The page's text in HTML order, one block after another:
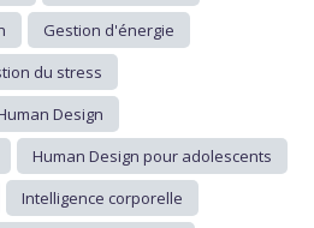
Gestion d'énergie
du stress
Design
Human Design pour adolescents
Intelligence corporelle